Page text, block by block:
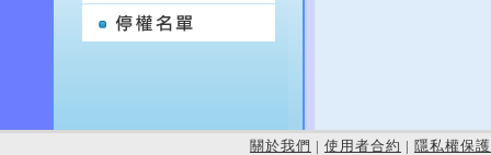
關於我們 | 使用者合約 | 隱私權保護